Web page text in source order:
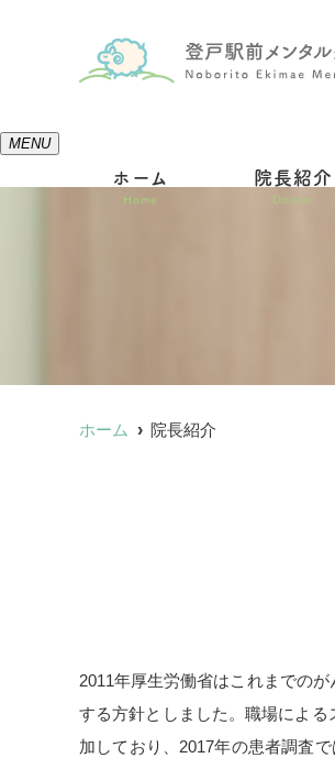
MENU
ホーム
Home
院長紹介
Doctor
ホーム 院長紹介
2011年厚生労働省はこれまでの
する方針としました。職場によ
加しており、2017年の患者調査